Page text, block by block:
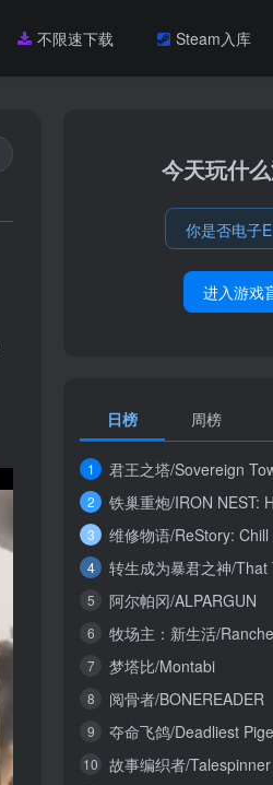
不限速下载 Steam入库
今天玩什
你是否电子
进入游戏
日榜 周榜
1 君王之塔/Sovereign
2
3 维修物语/ReStory:
4
5 阿尔帕冈/ALPARGUN
6 牧场主：新生活/
7 梦塔比/Montabi
8 阅骨者/BONEREADER
9 夺命飞鸽/Deadliest
10 故事编织者/Talespinner